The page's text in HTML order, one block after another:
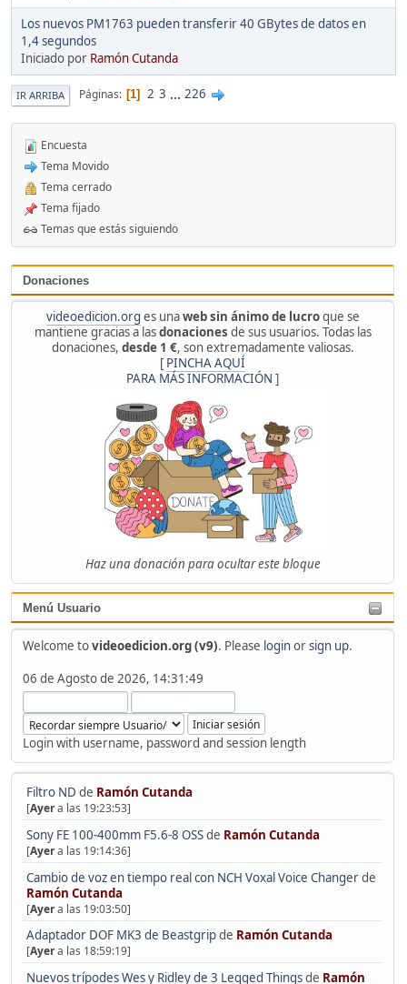
Donaciones
videoedicion.org es unaweb sin ánimo de lucroque se
mantiene gracias a lasdonaciones de sus usuarios. Todas las
donaciones, desde 1 €, son extremadamente valiosas.
[ PINCHA AQUÍ
PARA MÁS INFORMACIÓN ]
Haz una donación para ocultar este bloque
Menú Usuario
Welcome tovideoedicion.org (v9). Please loginorsign up.
06 de Agosto de 2026, 14:31:49
Login with username, password and session length
Filtro ND de Ramón Cutanda
[Ayera las 19:23:53]
Sony FE 100-400mm F5.6-8 OSSde Ramón Cutanda
[Ayera las 19:14:36]
Cambio de voz en tiempo real con NCH Voxal Voice Changerde
Ramón Cutanda
[Ayera las 19:03:50]
Adaptador DOF MK3 de Beastgripde Ramón Cutanda
[Ayera las 18:59:19]
Nuevos trípodes Wes y Ridley de 3 Legged Thingsde Ramón
Los nuevos PM1763 pueden transferir 40 GBytes de datos en
1,4 segundos
Iniciado por Ramón Cutanda
IR ARRIBA Páginas 1 2 3 ... 226
Encuesta
Tema Movido
Tema cerrado
Tema fijado
Temas que estás siguiendo